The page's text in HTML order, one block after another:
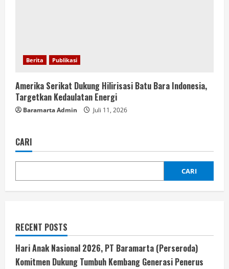
Berita Publikasi
Amerika Serikat Dukung Hilirisasi Batu Bara Indonesia,
Targetkan Kedaulatan Energi
Baramarta Admin Juli 11, 2026
CARI
CARI
RECENT POSTS
Hari Anak Nasional 2026, PT Baramarta (Perseroda)
Komitmen Dukung Tumbuh Kembang Generasi Penerus